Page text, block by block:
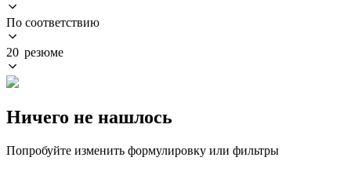
По соответствию
20 резюме
Ничего не нашлось
Попробуйте изменить формулировку или фильтры